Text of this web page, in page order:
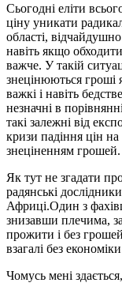
Сьогодні еліти
ціну уникати
області,
навіть якщо
важче. У такій
знецінюються гроші
важкі і навіть
незначні в
такі залежні від
кризи падіння цін
знеціненням грошей.
Як тут не згадати
радянські
Африці.Один з
знизавши плечима,
прожити і без
взагалі без
Чомусь мені